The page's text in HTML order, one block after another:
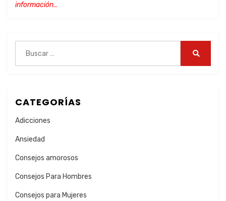
información…
CATEGORÍAS
Adicciones
Ansiedad
Consejos amorosos
Consejos Para Hombres
Consejos para Mujeres